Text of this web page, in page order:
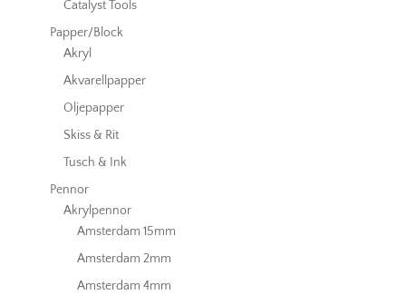
Catalyst Tools
Papper/Block
Akryl
Akvarellpapper
Oljepapper
Skiss & Rit
Tusch & Ink
Pennor
Akrylpennor
Amsterdam 15mm
Amsterdam 2mm
Amsterdam 4mm